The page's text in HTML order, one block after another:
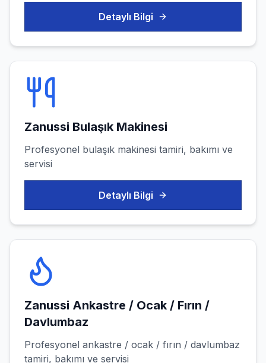
Detaylı Bilgi
Zanussi Bulaşık Makinesi
Profesyonel bulaşık makinesi tamiri, bakımı ve
servisi
Detaylı Bilgi
Zanussi Ankastre / Ocak / Fırın /
Davlumbaz
Profesyonel ankastre / ocak / fırın / davlumbaz
tamiri, bakımı ve servisi